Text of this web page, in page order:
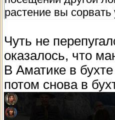
растение вы
Чуть не
оказалось, что
В Аматике в
потом снова в